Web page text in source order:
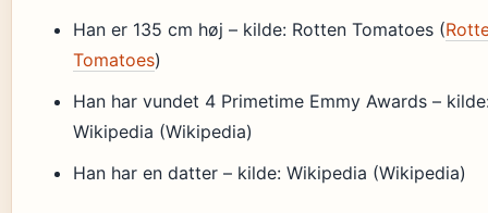
Han er 135 cm høj – kilde: Rotten Tomatoes (
Tomatoes)
Han har vundet 4 Primetime Emmy Awards –
Wikipedia (Wikipedia)
Han har en datter – kilde: Wikipedia (Wikipedia)